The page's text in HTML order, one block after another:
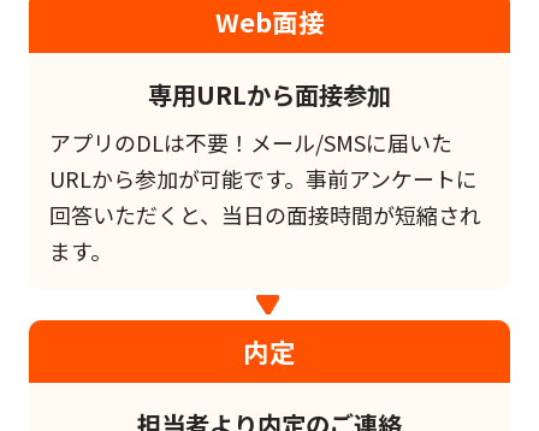
Web面接
専用URLから面接参加
アプリのDLは不要！メール/SMSに届いた
URLから参加が可能です。事前アンケートに
回答いただくと、当日の面接時間が短縮され
ます。
内定
担当者より内定のご連絡